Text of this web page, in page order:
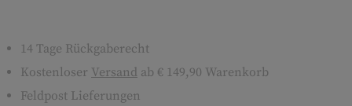
14 Tage Rückgaberecht
Kostenloser Versand ab € 149,90 Warenkorb
Feldpost Lieferungen